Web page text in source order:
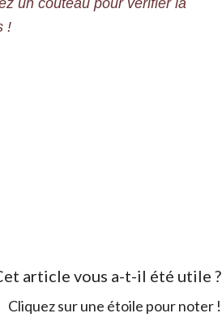
un couteau pour vérifier la
!
article vous a-t-il été utile ?
Cliquez sur une étoile pour noter !